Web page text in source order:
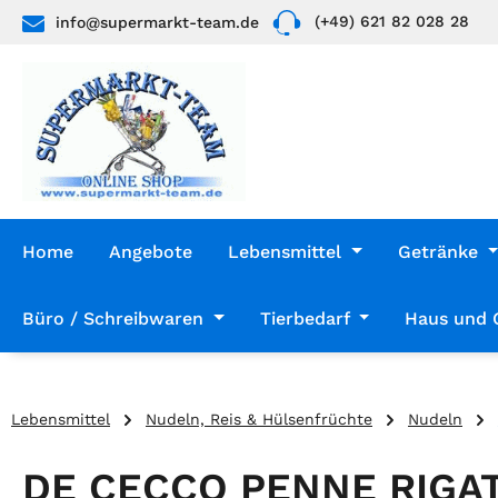
Hauptinhalt springen
Zur Suche springen
Zur Hauptnavigation springen
info@supermarkt-team.de (+49) 621 82 028 28
Home Angebote Lebensmittel Getränke
Büro / Schreibwaren Tierbedarf Haus und
Lebensmittel Nudeln, Reis & Hülsenfrüchte Nudeln
DE CECCO PENNE